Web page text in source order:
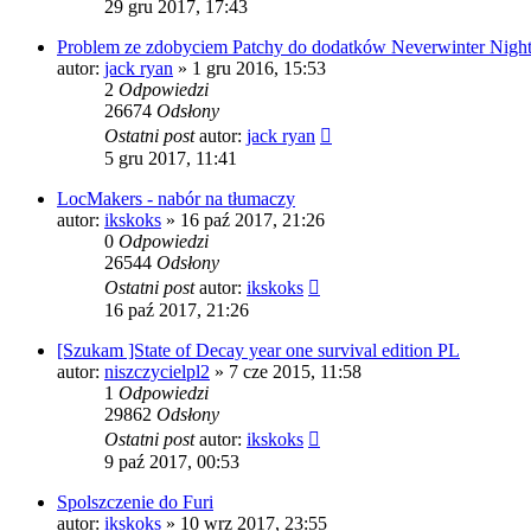
29 gru 2017, 17:43
Problem ze zdobyciem Patchy do dodatków Neverwinter
autor: jack ryan » 1 gru 2016, 15:53
2 Odpowiedzi
26674 Odsłony
Ostatni postautor: jack ryan
5 gru 2017, 11:41
LocMakers - nabór na tłumaczy
autor: ikskoks » 16 paź 2017, 21:26
0 Odpowiedzi
26544 Odsłony
Ostatni postautor: ikskoks
16 paź 2017, 21:26
[Szukam ]State of Decay year one survival edition PL
autor: niszczycielpl2 » 7 cze 2015, 11:58
1 Odpowiedzi
29862 Odsłony
Ostatni postautor: ikskoks
9 paź 2017, 00:53
Spolszczenie do Furi
autor: ikskoks » 10 wrz 2017, 23:55